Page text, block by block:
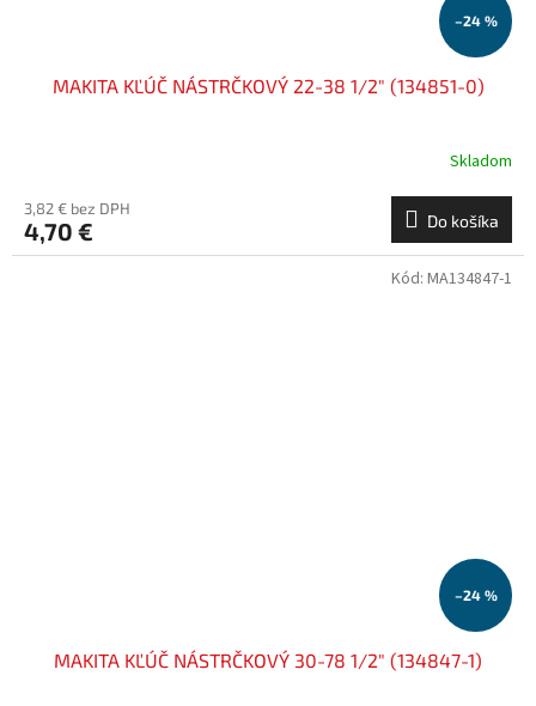
–24 %
MAKITA KĽÚČ NÁSTRČKOVÝ 22-38 1/2" (134851-0)
Skladom
3,82 € bez DPH
4,70 € Do košíka
–24 %
MAKITA KĽÚČ NÁSTRČKOVÝ 30-78 1/2" (134847-1)
Kód: MA134847-1